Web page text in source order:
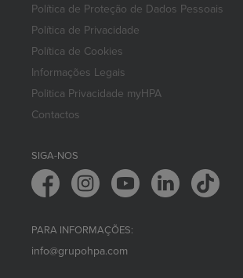
Política de Proteção de Dados Pessoais
Política de Privacidade
Política de Cookies
Informações Legais
Politica Privacidade myHPA
Contactos
SIGA-NOS
PARA INFORMAÇÕES:
info@grupohpa.com